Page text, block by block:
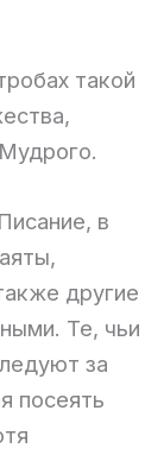
такой
в
другие
Те, чьи
за
посеять